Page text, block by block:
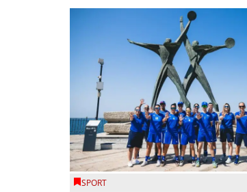
SPORT